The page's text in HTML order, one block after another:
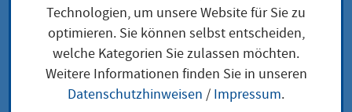
Hofheimer
Technologien, um unsere Website für Sie zu
optimieren. Sie können selbst entscheiden,
welche Kategorien Sie zulassen möchten.
Weitere Informationen finden Sie in unseren
Datenschutzhinweisen / Impressum.